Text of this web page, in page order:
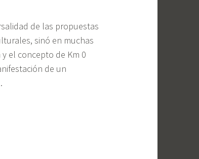
de las propuestas
sinó en muchas
el concepto de Km 0
de un